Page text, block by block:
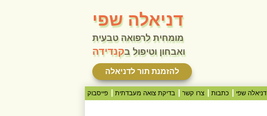
דניאלה שפי
מומחית לרפואה טבעית
ואבחון וטיפול בקנדידה
להזמנת תור לדניאלה
דניאלה שפי כתבות צרו קשר בדיקת צואה מעבדתית פייסבוק